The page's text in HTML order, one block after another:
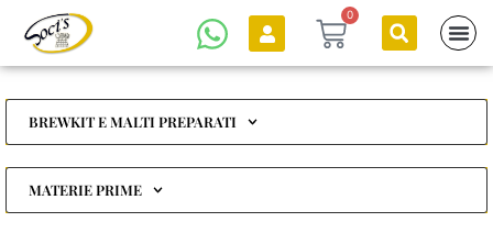
0
BREWKIT E MALTI PREPARATI
MATERIE PRIME